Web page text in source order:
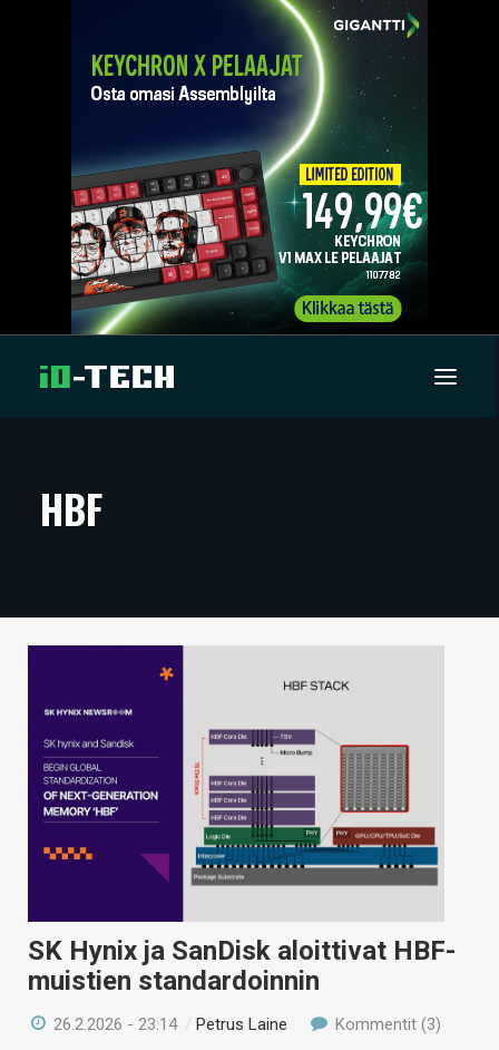
ARTIKKELIT
TECHBBS
HINTA.FI
KAUPPA
VAIHDA TEEMA
HAKU
HBF
SK Hynix ja SanDisk aloittivat HBF-
muistien standardoinnin
26.2.2026 - 23:14 /Petrus Laine Kommentit (3)